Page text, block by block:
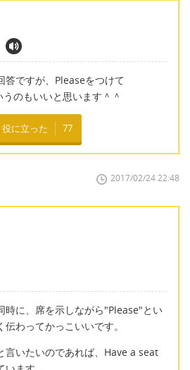
答ですが、Pleaseをつけて
のもいいと思います＾＾
役に立った 77
2017/02/24 22:48
時に、席を示しながら"Please"とい
わってかっこいいです。
言いたいのであれば、Have a seat